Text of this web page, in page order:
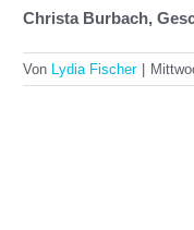
Christa Burbach,
Von Lydia Fischer